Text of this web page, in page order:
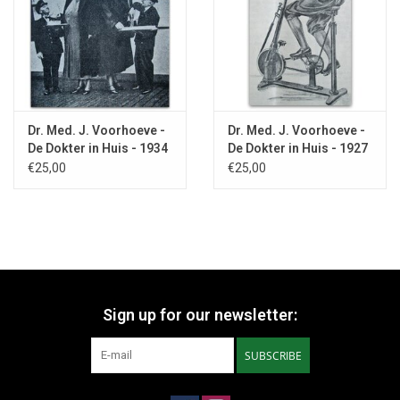
Dr. Med. J. Voorhoeve -
De Dokter in Huis - 1934
€25,00
Dr. Med. J. Voorhoeve -
De Dokter in Huis - 1927
€25,00
Sign up for our newsletter:
SUBSCRIBE